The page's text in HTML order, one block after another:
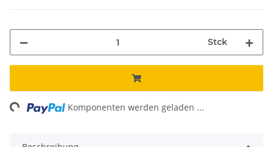
Stck
Komponenten werden geladen ...